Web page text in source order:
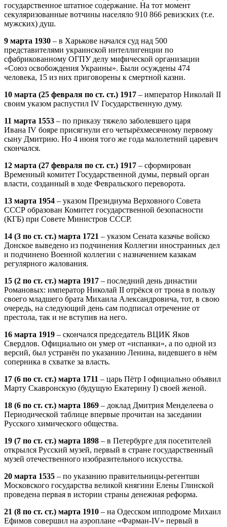
государственное штатное содержание. На тот момент
секуляризованные вотчины населяло 910 866 ревизских (т.е.
мужских) душ.
9 марта 1930 – в Харькове начался суд над 500
представителями украинской интеллигенции по
сфабрикованному ОГПУ делу мифической организации
«Союз освобождения Украины». Были осуждены 474
человека, 15 из них приговорены к смертной казни.
10 марта (25 февраля по ст. ст.) 1917 – император Николай II
своим указом распустил IV Государственную думу.
11 марта 1553 – по приказу тяжело заболевшего царя
Ивана IV бояре присягнули его четырёхмесячному первому
сыну Дмитрию. Но 4 июня того же года малолетний царевич
скончался.
12 марта (27 февраля по ст. ст.) 1917 – сформирован
Временный комитет Государственной думы, первый орган
власти, созданный в ходе Февральского переворота.
13 марта 1954 – указом Президиума Верховного Совета
СССР образован Комитет государственной безопасности
(КГБ) при Совете Министров СССР.
14 (3 по ст. ст.) марта 1721 – указом Сената казачье войско
Донское выведено из подчинения Коллегии иностранных дел
и подчинено Военной коллегии с назначением казакам
регулярного жалования.
15 (2 по ст. ст.) марта 1917 – последний день династии
Романовых: император Николай II отрёкся от трона в пользу
своего младшего брата Михаила Александровича, тот, в свою
очередь, на следующий день сам подписал отречение от
престола, так и не вступив на него.
16 марта 1919 – скончался председатель ВЦИК Яков
Свердлов. Официально он умер от «испанки», а по одной из
версий, был устранён по указанию Ленина, видевшего в нём
соперника в схватке за власть.
17 (6 по ст. ст.) марта 1711 – царь Пётр I официально объявил
Марту Скавронскую (будущую Екатерину I) своей женой.
18 (6 по ст. ст.) марта 1869 – доклад Дмитрия Менделеева о
Периодической таблице впервые прочитан на заседании
Русского химического общества.
19 (7 по ст. ст.) марта 1898 – в Петербурге для посетителей
открылся Русский музей, первый в стране государственный
музей отечественного изобразительного искусства.
20 марта 1535 – по указанию правительницы-регентши
Московского государства великой княгини Елены Глинской
проведена первая в истории страны денежная реформа.
21 (8 по ст. ст.) марта 1910 – на Одесском ипподроме Михаил
Ефимов совершил на аэроплане «Фарман-IV» первый в